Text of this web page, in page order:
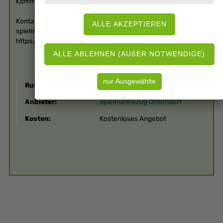
Kontakt:
spielmannszug-otterndorf@gmx.de
https://www.facebook.com/SpielmannszugOtterndorf
Rubrik: Musik
Anbieter: Spielmannszug Otterndorf
Kosten: Kostenloses Angebot